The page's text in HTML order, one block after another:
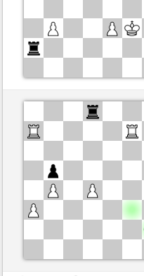
Negras
PepeVazquez
Ottfried (1266)
Tiempo: 15 minutes/side + 0
Esta partida es por puntos